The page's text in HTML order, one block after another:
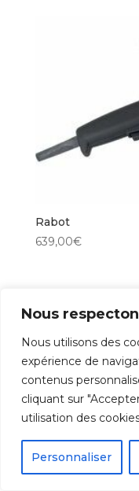
Nous
Nous utilisons des
expérience de
contenus
cliquant sur
utilisation des
Personnaliser
Rabot
639,00€
Batidiam -